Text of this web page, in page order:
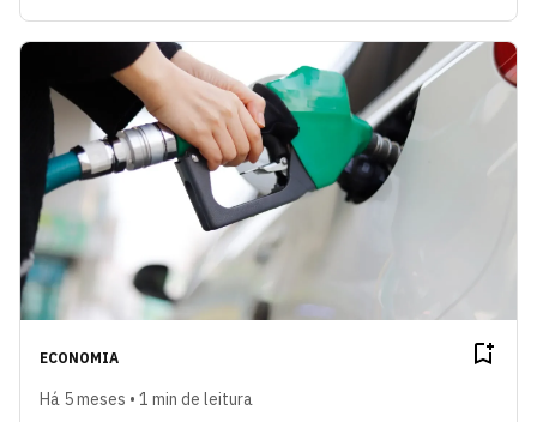
ECONOMIA
Há 5 meses • 1 min de leitura